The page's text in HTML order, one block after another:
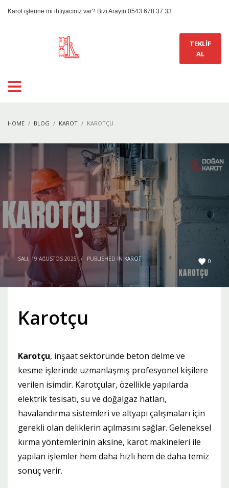
Karot işlerine mi ihtiyacınız var? Bizi Arayın 0543 678 37 33
TEKLİF
AL
HOME BLOG KAROT KAROTÇU
0
SALI, 19 AĞUSTOS 2025 / PUBLISHED IN KAROT
Karotçu
Karotçu, inşaat sektöründe beton delme ve
kesme işlerinde uzmanlaşmış profesyonel kişilere
verilen isimdir. Karotçular, özellikle yapılarda
elektrik tesisatı, su ve doğalgaz hatları,
havalandırma sistemleri ve altyapı çalışmaları için
gerekli olan deliklerin açılmasını sağlar. Geleneksel
kırma yöntemlerinin aksine, karot makineleri ile
yapılan işlemler hem daha hızlı hem de daha temiz
sonuç verir.